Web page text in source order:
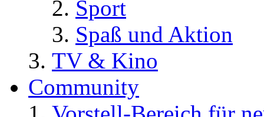
Sport
Spaß und Aktion
TV & Kino
Community